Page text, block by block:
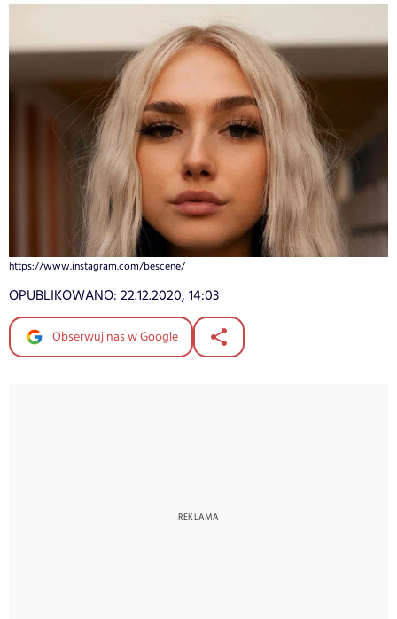
https://www.instagram.com/bescene/
OPUBLIKOWANO: 22.12.2020, 14:03
Obserwuj nas w Google